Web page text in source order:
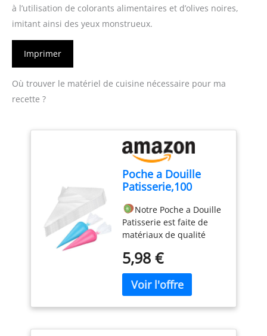
à l’utilisation de colorants alimentaires et d’olives noires,
imitant ainsi des yeux monstrueux.
Imprimer
Où trouver le matériel de cuisine nécessaire pour ma
recette ?
Poche a Douille
Patisserie,100
Jetables, Poches à
Douille
Professionnelles,
Poches à Douille
Jetables pour
Pâtisserie,Très
Approprié pour
Faire des Gâteaux et
des Biscuits.
Notre Poche a Douille
Patisserie est faite de
matériaux de qualité
et inodores, sûrs et sains
stables, durables,
antidérapants et
résistants aux
déchirures,parfaits pour
5,98 €